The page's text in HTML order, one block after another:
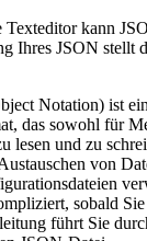
Texteditor kann
Ihres JSON stellt
Notation) ist
das sowohl für
lesen und zu
von
sobald
führt Sie